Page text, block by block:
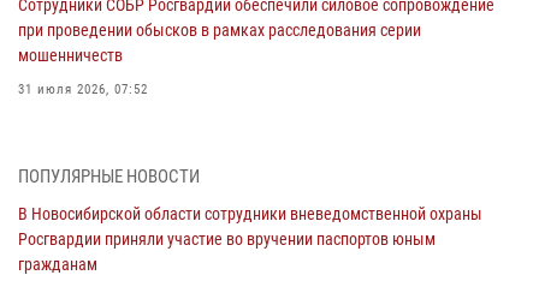
Сотрудники СОБР Росгвардии обеспечили силовое сопровождение
при проведении обысков в рамках расследования серии
мошенничеств
31 июля 2026, 07:52
При силовой поддержке бойцов ОМОН и СОБР Росгвардии
пресечена деятельность группы лиц, причастных к мошенничеству
ПОПУЛЯРНЫЕ НОВОСТИ
В Новосибирской области сотрудники вневедомственной охраны
Росгвардии приняли участие во вручении паспортов юным
гражданам